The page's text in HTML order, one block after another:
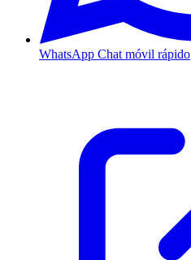
WhatsApp Chat móvil rápido